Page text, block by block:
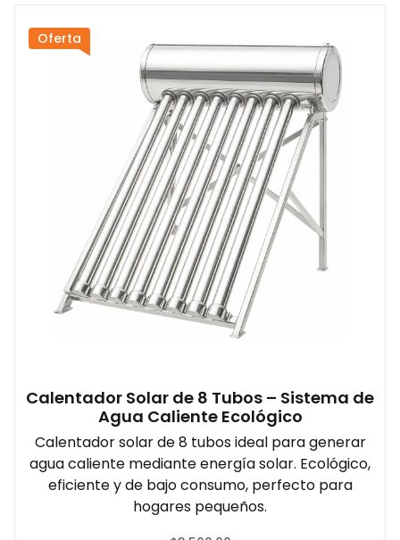
Oferta
Calentador Solar de 8 Tubos – Sistema de
Agua Caliente Ecológico
Calentador solar de 8 tubos ideal para generar
agua caliente mediante energía solar. Ecológico,
eficiente y de bajo consumo, perfecto para
hogares pequeños.